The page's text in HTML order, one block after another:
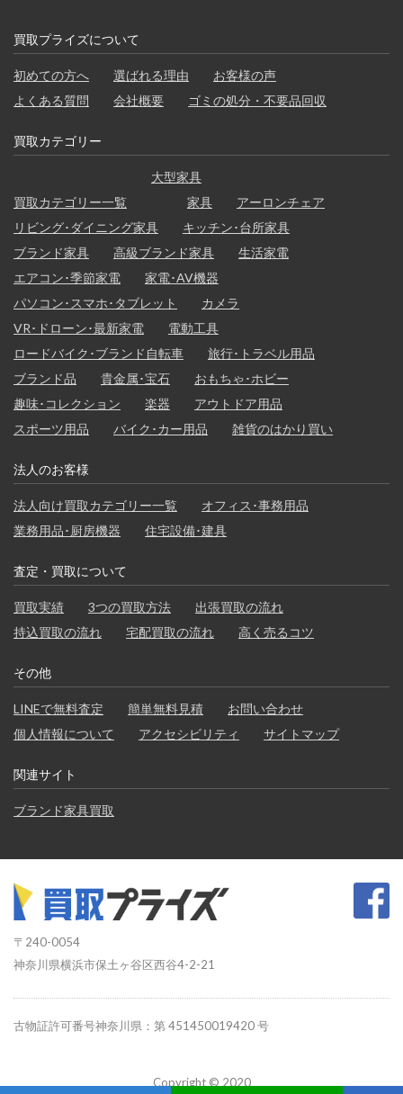
買取プライズについて
初めての方へ 選ばれる理由
お客様の声
よくある質問
会社概要 ゴミの処分・不要品回収
買取カテゴリー
買取カテゴリー一覧
大型家具
家具
アーロンチェア
リビング･ダイニング家具
キッチン･台所家具
ブランド家具
高級ブランド家具
生活家電
エアコン･季節家電
家電･AV機器
パソコン･スマホ･タブレット
カメラ
VR･ドローン･最新家電
電動工具
ロードバイク･ブランド自転車
旅行･トラベル用品
ブランド品
貴金属･宝石
おもちゃ･ホビー
趣味･コレクション
楽器
アウトドア用品
スポーツ用品
バイク･カー用品 雑貨のはかり買い
法人のお客様
法人向け買取カテゴリー一覧
オフィス･事務用品
業務用品･厨房機器
住宅設備･建具
査定・買取について
買取実績 3つの買取方法
出張買取の流れ
持込買取の流れ
宅配買取の流れ 高く売るコツ
その他
LINEで無料査定 簡単無料見積
お問い合わせ
個人情報について
アクセシビリティ サイトマップ
関連サイト
ブランド家具買取
〒240-0054
神奈川県横浜市保土ヶ谷区西谷4-2-21
古物証許可番号神奈川県：第 451450019420 号
Copyright © 2020